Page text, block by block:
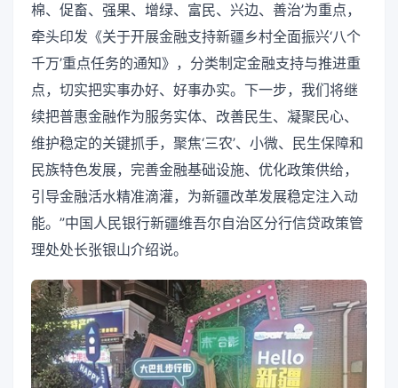
棉、促畜、强果、增绿、富民、兴边、善治’为重点，
牵头印发《关于开展金融支持新疆乡村全面振兴‘八个
千万’重点任务的通知》，分类制定金融支持与推进重
点，切实把实事办好、好事办实。下一步，我们将继
续把普惠金融作为服务实体、改善民生、凝聚民心、
维护稳定的关键抓手，聚焦‘三农’、小微、民生保障和
民族特色发展，完善金融基础设施、优化政策供给，
引导金融活水精准滴灌，为新疆改革发展稳定注入动
能。”中国人民银行新疆维吾尔自治区分行信贷政策管
理处处长张银山介绍说。